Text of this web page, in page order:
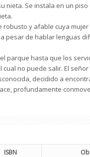
nieta. Se instala en un
robusto y afable cuya
pesar de hablar lenguas
parque hasta que los
no puede salir. El señor
decidido a
profundamente
ISBN